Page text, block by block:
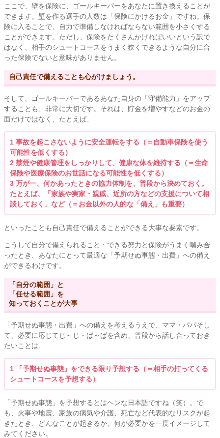
ここで、壁を保険に、ゴールキーパーをあなたに置き換えることが
できます。壁を作る選手の人数は「保険にかけるお金」ですね。保
険に入ることで、自力で準備しなければならない範囲を小さくする
ことができます。ただし、保険をたくさんかければいいという訳で
はなく、相手のシュートコースをうまく狭くできるような自分に合
った保険でないと意味がありません。
自己責任で備えることも心がけましょう。
そして、ゴールキーパーであるあなた自身の「守備能力」をアップ
することも、非常に大切です。それは、貯金を増やすなどのお金の
面だけではなく、たとえば、
1 事故を起こさないように安全運転をする（＝自動車保険を使う
可能性を低くする）
2 禁煙や健康管理をしっかりして、健康な体を維持する（＝生命
保険や医療保険のお世話になる可能性を低くする）
3 万が一、何かあったときの協力体制を、普段から決めておく。
たとえば、「家族や実家・親戚、近所の方などの支援について相
談しておく」など（＝お金以外の人的な「備え」も重要）
といったことも自己責任で備えることができる大事な要素です。
こうして自分で備えられること・できる努力と保険がうまく噛み合
ったとき、あなたにとって最適な「予期せぬ事態・出費」への備え
ができるわけです。
「自分の範囲」と
「任せる範囲」を
知っておくことが大事
「予期せぬ事態・出費」への備えを考えるうえで、ママ・パパそし
て、必要に応じてじ～じ・ば～ばを含め、普段から話し合っておき
たいことは、
1 「予期せぬ事態」をできる限り予想する（＝相手の打ってくる
シュートコースを予想する）
「予期せぬ事態」を予想するとはヘンな日本語ですね（笑）。で
も、火事や地震、家族の病気や介護、死亡など代表的なリスクが起
きたとき、どんなことが起きるか、何が必要かを一度イメージして
みてください。